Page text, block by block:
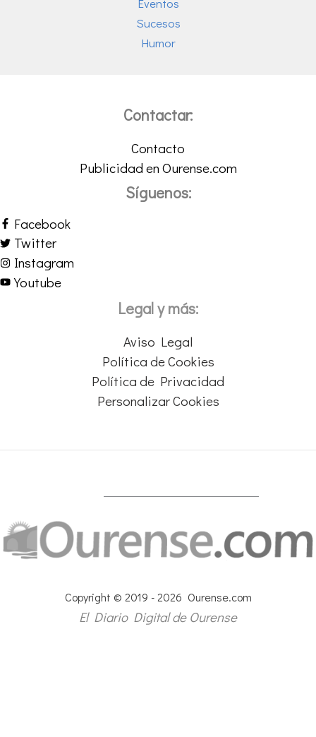
Sucesos
Humor
Contactar:
Contacto
Publicidad en Ourense.com
Síguenos:
Facebook
Twitter
Instagram
Youtube
Legal y más:
Aviso Legal
Política de Cookies
Política de Privacidad
Personalizar Cookies
Copyright © 2019 - 2026 Ourense.com
El Diario Digital de Ourense